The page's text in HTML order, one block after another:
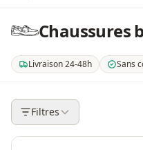
Chaussures
Livraison 24-48h
. Livraison en 24 à 48 heures
Sans
.
Filtres